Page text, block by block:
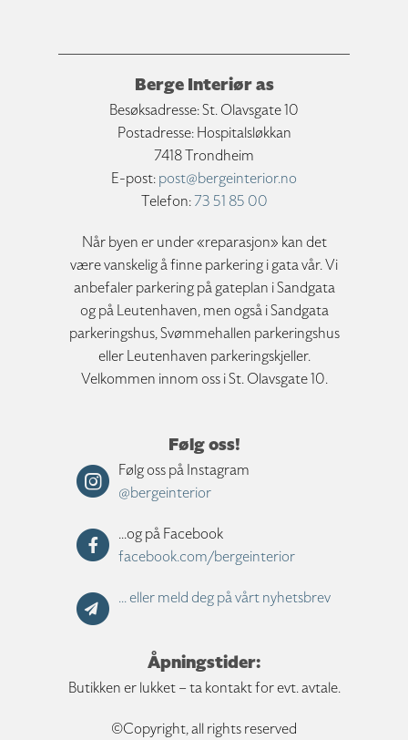
Berge Interiør as
Besøksadresse: St. Olavsgate 10
Postadresse: Hospitalsløkkan
7418 Trondheim
E-post:post@bergeinterior.no
Telefon:73 51 85 00
Når byen er under «reparasjon» kan det
være vanskelig å finne parkering i gata vår. Vi
anbefaler parkering på gateplan i Sandgata
og på Leutenhaven, men også i Sandgata
parkeringshus, Svømmehallen parkeringshus
eller Leutenhaven parkeringskjeller.
Velkommen innom oss i St. Olavsgate 10.
Følg oss!
Følg oss på Instagram
@bergeinterior
...og på Facebook
facebook.com/bergeinterior
... eller meld deg på vårt nyhetsbrev
Åpningstider:
Butikken er lukket – ta kontakt for evt. avtale.
©Copyright, all rights reserved